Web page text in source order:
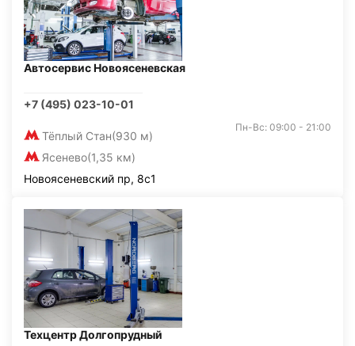
Автосервис Новоясеневская
+7 (495) 023-10-01
Тёплый Стан(930 м)
Ясенево(1,35 км)
Пн-Вс: 09:00 - 21:00
Новоясеневский пр, 8с1
Техцентр Долгопрудный